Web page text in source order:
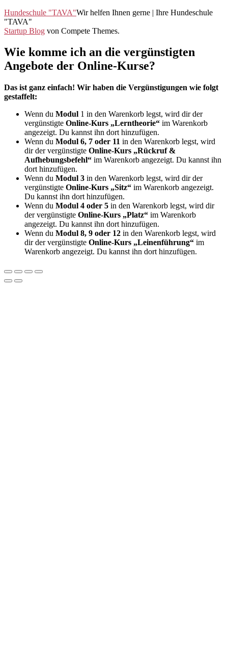
Hundeschule "TAVA"Wir helfen Ihnen gerne | Ihre Hundeschule
"TAVA"
Startup Blog von Compete Themes.
Wie komme ich an die vergünstigten
Angebote der Online-Kurse?
Das ist ganz einfach! Wir haben die Vergünstigungen wie folgt
gestaffelt:
Wenn du Modul 1 in den Warenkorb legst, wird dir der
vergünstigte Online-Kurs „Lerntheorie“ im Warenkorb
angezeigt. Du kannst ihn dort hinzufügen.
Wenn du Modul 6, 7 oder 11 in den Warenkorb legst, wird
dir der vergünstigte Online-Kurs „Rückruf &
Aufhebungsbefehl“ im Warenkorb angezeigt. Du kannst ihn
dort hinzufügen.
Wenn du Modul 3 in den Warenkorb legst, wird dir der
vergünstigte Online-Kurs „Sitz“ im Warenkorb angezeigt.
Du kannst ihn dort hinzufügen.
Wenn du Modul 4 oder 5 in den Warenkorb legst, wird dir
der vergünstigte Online-Kurs „Platz“ im Warenkorb
angezeigt. Du kannst ihn dort hinzufügen.
Wenn du Modul 8, 9 oder 12 in den Warenkorb legst, wird
dir der vergünstigte Online-Kurs „Leinenführung“ im
Warenkorb angezeigt. Du kannst ihn dort hinzufügen.